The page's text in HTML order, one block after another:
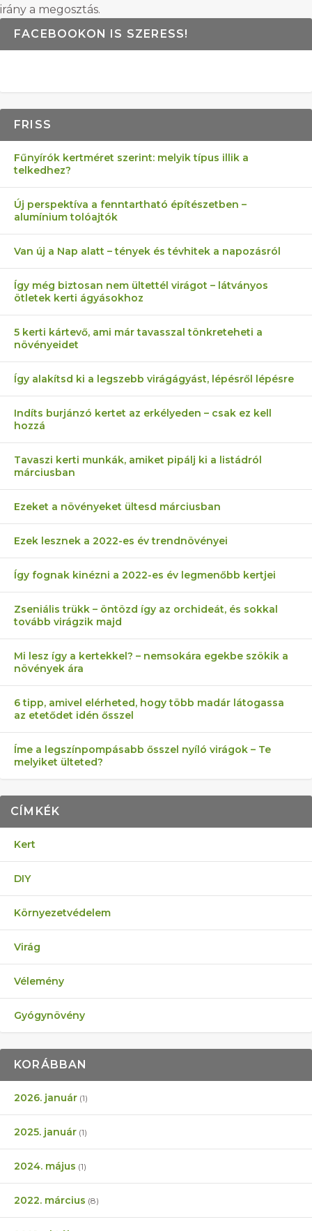
irány a megosztás.
FACEBOOKON IS SZERESS!
FRISS
Fűnyírók kertméret szerint: melyik típus illik a
telkedhez?
Új perspektíva a fenntartható építészetben –
alumínium tolóajtók
Van új a Nap alatt – tények és tévhitek a napozásról
Így még biztosan nem ültettél virágot – látványos
ötletek kerti ágyásokhoz
5 kerti kártevő, ami már tavasszal tönkreteheti a
növényeidet
Így alakítsd ki a legszebb virágágyást, lépésről lépésre
Indíts burjánzó kertet az erkélyeden – csak ez kell
hozzá
Tavaszi kerti munkák, amiket pipálj ki a listádról
márciusban
Ezeket a növényeket ültesd márciusban
Ezek lesznek a 2022-es év trendnövényei
Így fognak kinézni a 2022-es év legmenőbb kertjei
Zseniális trükk – öntözd így az orchideát, és sokkal
tovább virágzik majd
Mi lesz így a kertekkel? – nemsokára egekbe szökik a
növények ára
6 tipp, amivel elérheted, hogy több madár látogassa
az etetődet idén ősszel
Íme a legszínpompásabb ősszel nyíló virágok – Te
melyiket ülteted?
CÍMKÉK
Kert
DIY
Környezetvédelem
Virág
Vélemény
Gyógynövény
KORÁBBAN
2026. január (1)
2025. január (1)
2024. május (1)
2022. március (8)